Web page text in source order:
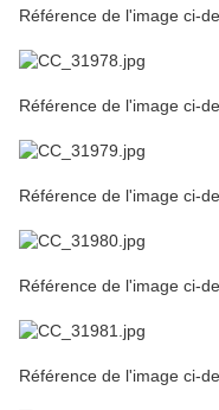
Référence de l'image ci-
Référence de l'image ci-
Référence de l'image ci-
Référence de l'image ci-
Référence de l'image ci-